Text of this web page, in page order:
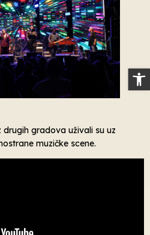
gradova uživali su uz
muzičke scene.